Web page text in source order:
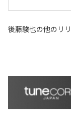
後藤駿也の他のリ